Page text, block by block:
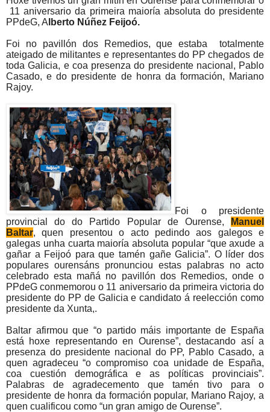
11 aniversario da primeira maioría absoluta do presidente
PPdeG, A lberto Núñez Feijoó.
Foi no pavillón dos Remedios, que estaba
totalmente
ateigado de militantes e representantes do PP chegados de
toda Galicia, e coa presenza do presidente nacional, Pablo
Casado, e do presidente de honra da formación, Mariano
Rajoy.
Foi o presidente
provincial do do Partido Popular de Ourense,
Manuel
Baltar, quen presentou o acto pedindo aos galegos e
galegas unha cuarta maioría absoluta popular “que axude a
gañar a Feijoó para que tamén gañe Galicia”. O líder dos
populares ourensáns pronunciou estas palabras no acto
celebrado esta mañá no pavillón dos Remedios, onde o
PPdeG conmemorou o 11 aniversario da primeira victoria do
presidente do PP de Galicia e candidato á reelección como
presidente da Xunta,.
Baltar afirmou que “o partido máis importante de España
está hoxe representando en Ourense”, destacando así a
presenza do presidente nacional do PP, Pablo Casado, a
quen agradeceu “o compromiso coa unidade de España,
coa cuestión demográfica e as políticas provinciais”.
Palabras de agradecemento que tamén tivo para o
presidente de honra da formación popular, Mariano Rajoy, a
quen cualificou como “un gran amigo de Ourense”.